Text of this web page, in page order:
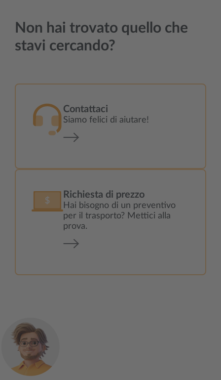
Non hai trovato quello che
stavi cercando?
Contattaci
Siamo felici di aiutare!
Richiesta di prezzo
Hai bisogno di un preventivo
per il trasporto? Mettici alla
prova.